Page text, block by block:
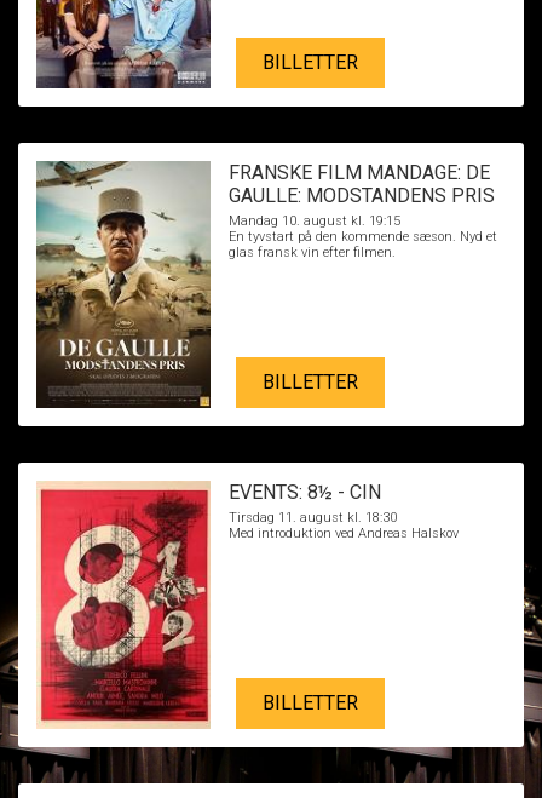
BILLETTER
FRANSKE FILM MANDAGE: DE
GAULLE: MODSTANDENS PRIS
Mandag 10. august kl. 19:15
En tyvstart på den kommende sæson. Nyd et
glas fransk vin efter filmen.
BILLETTER
EVENTS: 8½ - CIN
Tirsdag 11. august kl. 18:30
Med introduktion ved Andreas Halskov
BILLETTER